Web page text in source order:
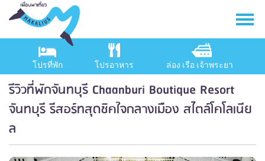
โปรที่พัก โปรอาหาร ล่อง เรือ เจ้าพระยา
รีวิวที่พักจันทบุรี Chaanburi Boutique Resort
จันทบุรี รีสอร์ทสุดชิคใจกลางเมือง สไตล์โคโลเนีย
ล